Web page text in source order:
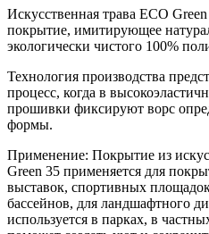
Искусственная трава ECO
покрытие, имитирующее
экологически чистого 100%
Технология производства
процесс, когда в
прошивки фиксируют ворс
формы.
Применение: Покрытие из
Green 35 применяется для
выставок, спортивных
бассейнов, для ландшафтного
используется в парках, в